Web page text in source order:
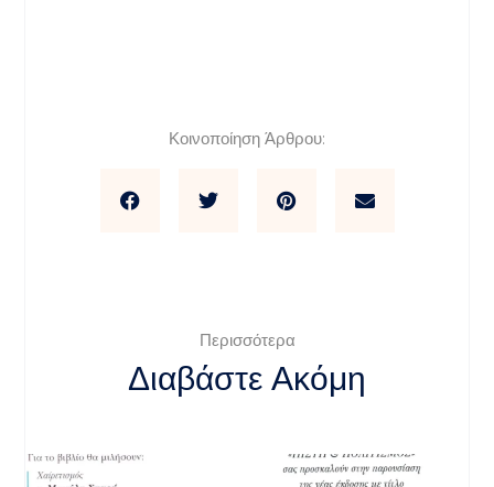
Κοινοποίηση Άρθρου:
Περισσότερα
Διαβάστε Ακόμη